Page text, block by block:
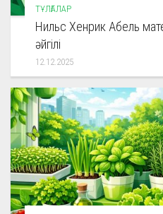
ТҰЛҒАЛАР
Нильс Хенрик Абель
әйгілі
12.12.2025